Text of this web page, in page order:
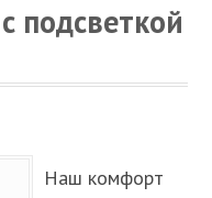
подсветкой
Наш комфорт